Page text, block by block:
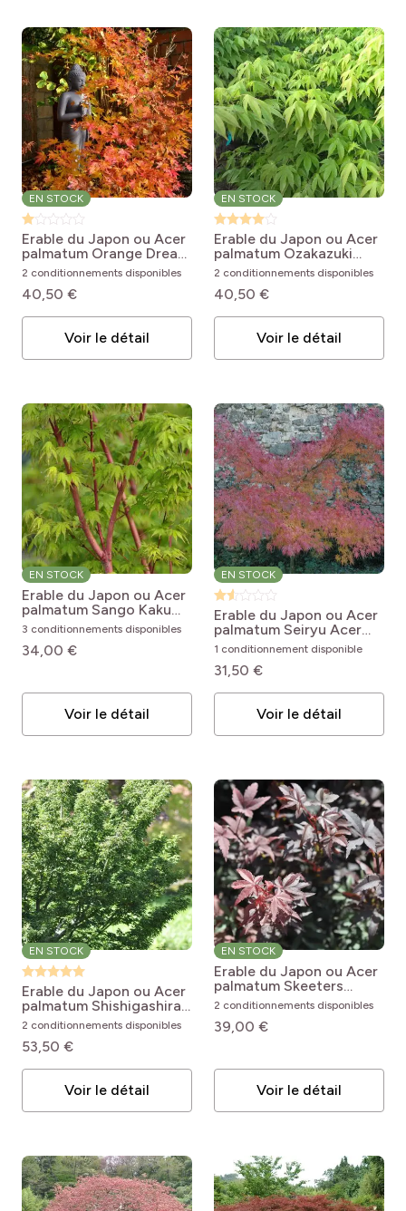
EN STOCK
Erable du Japon ou Acer
palmatum Orange Dream
Acer palmatum Orange
Dream
2 conditionnements disponibles
40,50 €
Voir le détail
EN STOCK
Erable du Japon ou Acer
palmatum Ozakazuki
Acer palmatum
Osakazuki
2 conditionnements disponibles
40,50 €
Voir le détail
EN STOCK
Erable du Japon ou Acer
palmatum Sango Kaku
Acer palmatum
Sangokaku
3 conditionnements disponibles
34,00 €
Voir le détail
EN STOCK
Erable du Japon ou Acer
palmatum Seiryu Acer
palmatum Seiryu
1 conditionnement disponible
31,50 €
Voir le détail
EN STOCK
Erable du Japon ou Acer
palmatum Shishigashira
Acer palmatum
Shishigashira
2 conditionnements disponibles
53,50 €
Voir le détail
EN STOCK
Erable du Japon ou Acer
palmatum Skeeters
Broom Acer palmatum
Skeeter's Broom
2 conditionnements disponibles
39,00 €
Voir le détail